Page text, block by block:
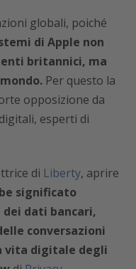
globali, poiché
di Apple non
britannici, ma
Per questo la
opposizione da
esperti di
di Liberty, aprire
significato
dati bancari,
conversazioni
vita digitale degli